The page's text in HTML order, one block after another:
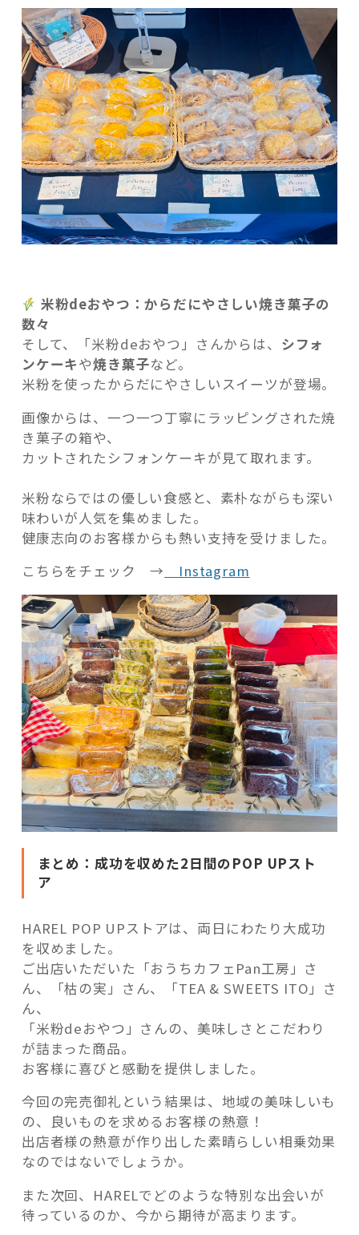
米粉deおやつ：からだにやさしい焼き菓子の
数々
そして、「米粉deおやつ」さんからは、 シフォ
ンケーキや焼き菓子など。
米粉を使ったからだにやさしいスイーツが登場。
画像からは、一つ一つ丁寧にラッピングされた焼
き菓子の箱や、
カットされたシフォンケーキが見て取れます。
米粉ならではの優しい食感と、素朴ながらも深い
味わいが人気を集めました。
健康志向のお客様からも熱い支持を受けました。
こちらをチェック → Instagram
まとめ：成功を収めた2日間のPOP UPスト
ア
HAREL POP UPストアは、両日にわたり大成功
を収めました。
ご出店いただいた「おうちカフェPan工房」さ
ん、「枯の実」さん、「TEA & SWEETS ITO」さ
ん、
「米粉deおやつ」さんの、美味しさとこだわり
が詰まった商品。
お客様に喜びと感動を提供しました。
今回の完売御礼という結果は、地域の美味しいも
の、良いものを求めるお客様の熱意！
出店者様の熱意が作り出した素晴らしい相乗効果
なのではないでしょうか。
また次回、HARELでどのような特別な出会いが
待っているのか、今から期待が高まります。